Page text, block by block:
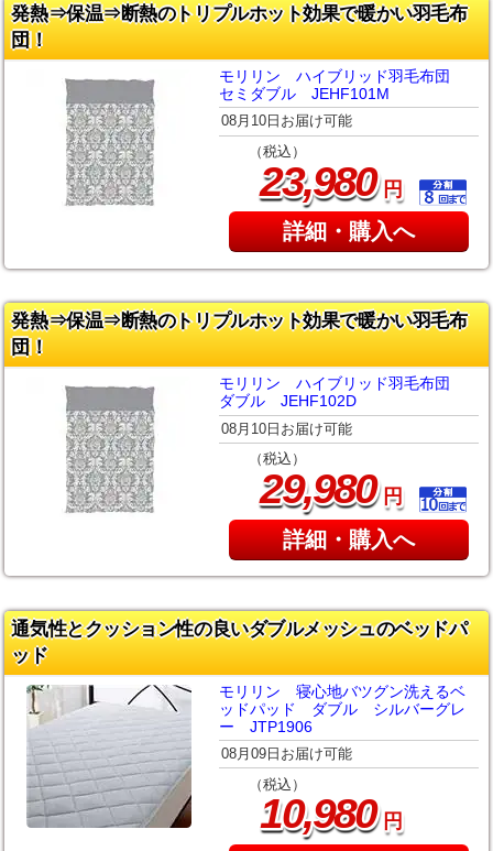
発熱⇒保温⇒断熱のトリプルホット効果で暖かい羽毛布
団！
モリリン ハイブリッド羽毛布団
セミダブル JEHF101M
08月10日お届け可能
（税込）
23,980円
詳細・購入へ
発熱⇒保温⇒断熱のトリプルホット効果で暖かい羽毛布
団！
モリリン ハイブリッド羽毛布団
ダブル JEHF102D
08月10日お届け可能
（税込）
29,980円
詳細・購入へ
通気性とクッション性の良いダブルメッシュのベッドパ
ッド
モリリン 寝心地バツグン洗えるベ
ッドパッド ダブル シルバーグレ
ー JTP1906
08月09日お届け可能
（税込）
10,980円